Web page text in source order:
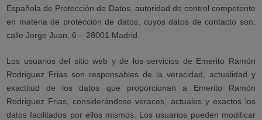
Española de Protección de Datos, autoridad de control competente
en materia de protección de datos, cuyos datos de contacto son:
calle Jorge Juan, 6 – 28001 Madrid.
Los usuarios del sitio web y de los servicios de Emerito Ramón
Rodriguez Frias son responsables de la veracidad, actualidad y
exactitud de los datos que proporcionan a Emerito Ramón
Rodriguez Frias, considerándose veraces, actuales y exactos los
datos facilitados por ellos mismos. Los usuarios pueden modificar